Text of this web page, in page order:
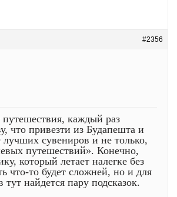
#2356
путешествия, каждый раз
что привезти из Будапешта и
лучших сувениров и не только,
путешествий». Конечно,
который летает налегке без
что-то будет сложней, но и для
тут найдется пару подсказок.